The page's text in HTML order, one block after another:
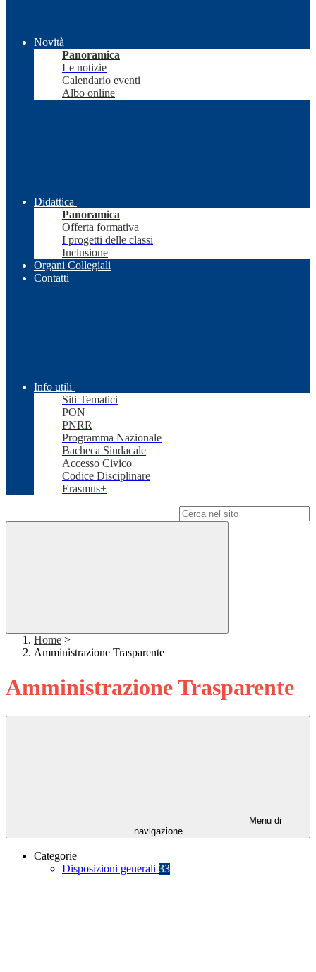
Novità
Panoramica
Le notizie
Calendario eventi
Albo online
Didattica
Panoramica
Offerta formativa
I progetti delle classi
Inclusione
Organi Collegiali
Contatti
Info utili
Siti Tematici
PON
PNRR
Programma Nazionale
Bacheca Sindacale
Accesso Civico
Codice Disciplinare
Erasmus+
Home >
Amministrazione Trasparente
Amministrazione Trasparente
Menu di
navigazione
Categorie
Disposizioni generali 33